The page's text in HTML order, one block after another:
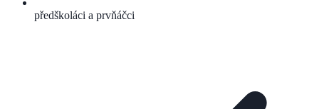
předškoláci a prvňáčci